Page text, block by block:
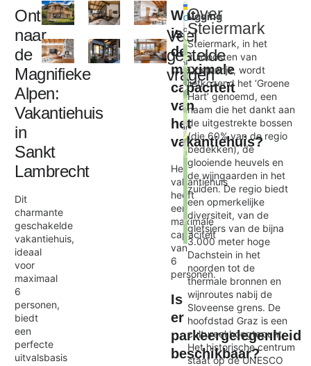
Ontsnap
naar
de
Magnifieke
Alpen:
Vakantiehuis
in
Sankt
Lambrecht
Dit
charmante
geschakelde
vakantiehuis,
ideaal
voor
maximaal
6
personen,
biedt
een
perfecte
uitvalsbasis
Veel
gestelde
vragen
Wat
is
de
maximale
capaciteit
van
het
vakantiehuis?
Het
vakantiehuis
heeft
een
maximale
capaciteit
van
6
personen.
Is
er
parkeergelegenheid
beschikbaar?
Ligging
Grebenzen 77A
×
+
−
Leaflet
OpenStreetMap
contributors
Exit map
Over
Steiermark
Steiermark, in het
zuidoosten van
Oostenrijk, wordt
liefkozend het ‘Groene
Hart’ genoemd, een
naam die het dankt aan
de uitgestrekte bossen
(die 60% van de regio
bedekken), de
glooiende heuvels en
de wijngaarden in het
zuiden. De regio biedt
een opmerkelijke
diversiteit, van de
gletsjers van de bijna
3.000 meter hoge
Dachstein in het
noorden tot de
thermale bronnen en
wijnroutes nabij de
Sloveense grens. De
hoofdstad Graz is een
cultureel hoogtepunt.
Het historische centrum
staat op de UNESCO